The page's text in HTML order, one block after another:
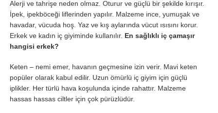
Alerji ve tahrişe neden olmaz. Oturur ve güçlü bir şekilde kırışır.
İpek, ipekböceği liflerinden yapılır. Malzeme ince, yumuşak ve
havadar, vücuda hoş. Yaz ve kış aylarında vücut ısısını korur.
Erkek ve kadın iç giyiminde kullanılır. En sağlıklı iç çamaşır
hangisi erkek?
Keten – nemi emer, havanın geçmesine izin verir. Mavi keten
popüler olarak kabul edilir. Uzun ömürlü iç giyim için güçlü
iplikler. Her türlü hava koşulunda içinde rahattır. Malzeme
hassas hassas ciltler için çok pürüzlüdür.